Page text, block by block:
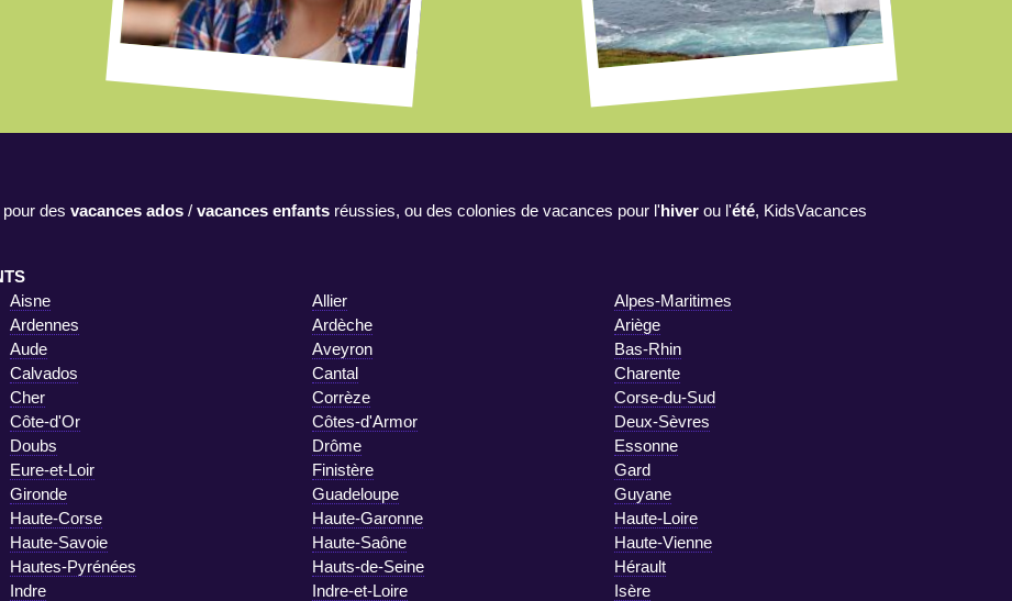
pour des vacances ados / vacances enfants réussies, ou des colonies de vacances pour l'hiver ou l'été, KidsVacances
Aisne Allier
Alpes-Maritimes
Ardennes Ardèche
Ariège
Aude Aveyron
Bas-Rhin
Calvados Cantal
Charente
Cher Corrèze
Corse-du-Sud
Côte-d'Or Côtes-d'Armor
Deux-Sèvres
Doubs Drôme
Essonne
Eure-et-Loir Finistère
Gard
Gironde Guadeloupe
Guyane
Haute-Corse Haute-Garonne
Haute-Loire
Haute-Savoie Haute-Saône
Haute-Vienne
Hautes-Pyrénées Hauts-de-Seine
Hérault
Indre Indre-et-Loire
Isère